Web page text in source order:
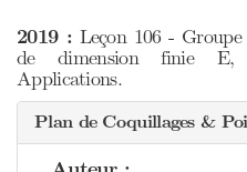
2019 : Leçon 106 - Groupe
de dimension finie E,
Applications.
Plan de Coquillages &